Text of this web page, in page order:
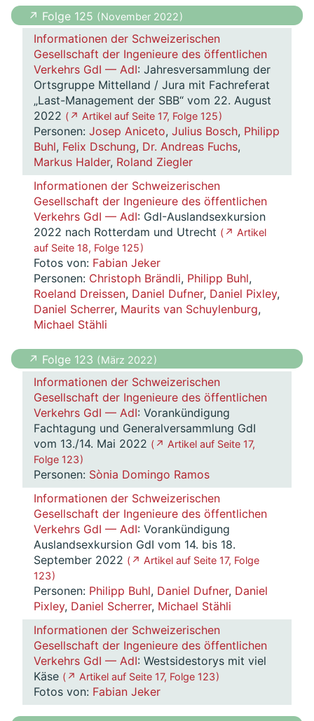
↗ Folge 125 ( November 2022 )
Informationen der Schweizerischen
Gesellschaft der Ingenieure des öffentlichen
Verkehrs GdI — AdI: Jahresversammlung der
Ortsgruppe Mittelland / Jura mit Fachreferat
„Last-Management der SBB“ vom 22. August
2022 ( ↗ Artikel auf Seite 17, Folge 125 )
Personen: Josep Aniceto, Julius Bosch, Philipp
Buhl, Felix Dschung, Dr. Andreas Fuchs,
Markus Halder, Roland Ziegler
Informationen der Schweizerischen
Gesellschaft der Ingenieure des öffentlichen
Verkehrs GdI — AdI: GdI-Auslandsexkursion
2022 nach Rotterdam und Utrecht ( ↗ Artikel
auf Seite 18, Folge 125 )
Fotos von: Fabian Jeker
Personen: Christoph Brändli, Philipp Buhl,
Roeland Dreissen, Daniel Dufner, Daniel Pixley,
Daniel Scherrer, Maurits van Schuylenburg,
Michael Stähli
↗ Folge 123 ( März 2022 )
Informationen der Schweizerischen
Gesellschaft der Ingenieure des öffentlichen
Verkehrs GdI — AdI: Vorankündigung
Fachtagung und Generalversammlung GdI
vom 13./14. Mai 2022 ( ↗ Artikel auf Seite 17,
Folge 123 )
Personen: Sònia Domingo Ramos
Informationen der Schweizerischen
Gesellschaft der Ingenieure des öffentlichen
Verkehrs GdI — AdI: Vorankündigung
Auslandsexkursion GdI vom 14. bis 18.
September 2022 ( ↗ Artikel auf Seite 17, Folge
123 )
Personen: Philipp Buhl, Daniel Dufner, Daniel
Pixley, Daniel Scherrer, Michael Stähli
Informationen der Schweizerischen
Gesellschaft der Ingenieure des öffentlichen
Verkehrs GdI — AdI: Westsidestorys mit viel
Käse ( ↗ Artikel auf Seite 17, Folge 123 )
Fotos von: Fabian Jeker